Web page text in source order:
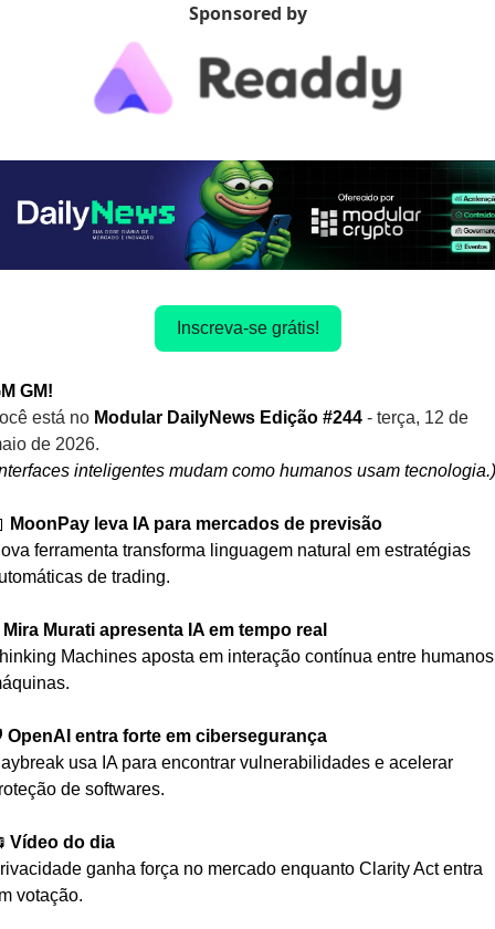
Sponsored by
Inscreva-se grátis!
GM!
está no Modular DailyNews Edição #244 - terça, 12 de
de 2026.
inteligentes mudam como humanos usam tecnologia.)
MoonPay leva IA para mercados de previsão
ferramenta transforma linguagem natural em estratégias
de trading.
Mira Murati apresenta IA em tempo real
Machines aposta em interação contínua entre
OpenAI entra forte em cibersegurança
usa IA para encontrar vulnerabilidades e acelerar
de softwares.
Vídeo do dia
ganha força no mercado enquanto Clarity Act entra
votação.